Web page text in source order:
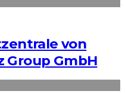
von
Group GmbH